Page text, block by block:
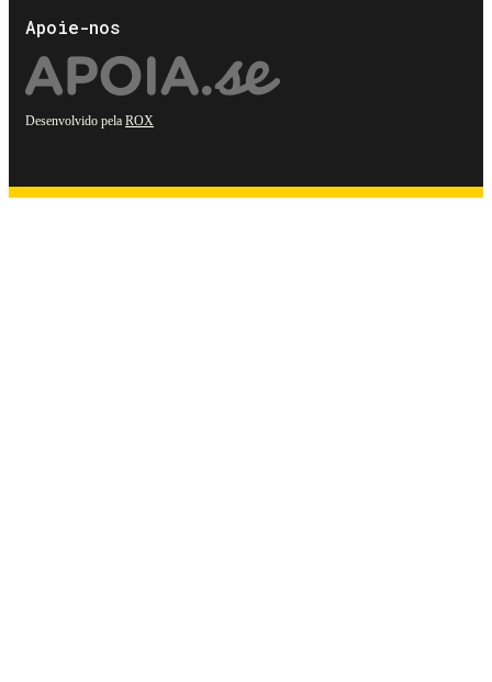
Apoie-nos
Desenvolvido pela ROX